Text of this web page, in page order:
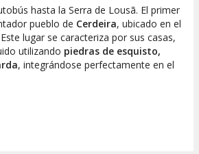
hasta la Serra de Lousã. El primer
pueblo de Cerdeira, ubicado en el
lugar se caracteriza por sus casas,
utilizando piedras de esquisto,
, integrándose perfectamente en el
en algunas de las